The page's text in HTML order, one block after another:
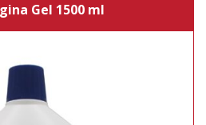
Gel 1500 ml